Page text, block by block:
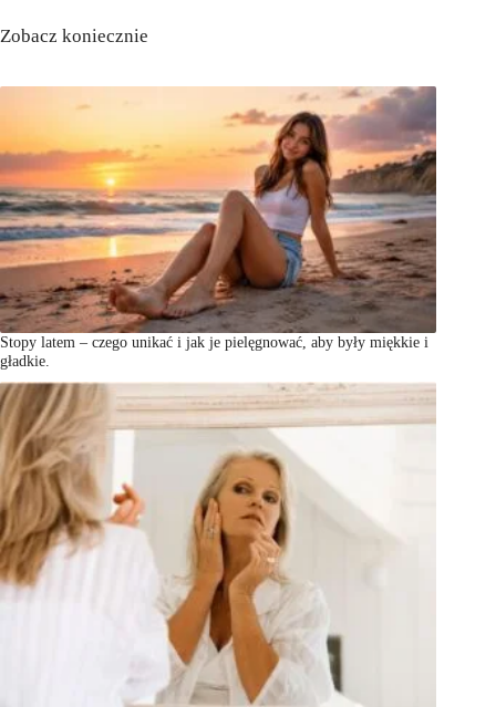
Zobacz koniecznie
Stopy latem – czego unikać i jak je pielęgnować, aby były miękkie i
gładkie.